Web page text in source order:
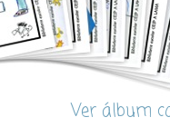
Ver álbum